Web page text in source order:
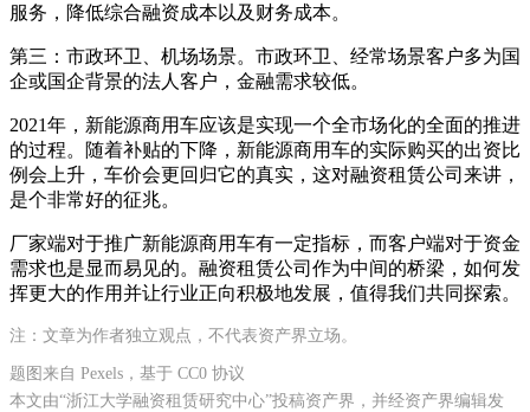
服务，降低综合融资成本以及财务成本。
第三：市政环卫、机场场景。市政环卫、经常场景客户多为国
企或国企背景的法人客户，金融需求较低。
2021年，新能源商用车应该是实现一个全市场化的全面的推进
的过程。随着补贴的下降，新能源商用车的实际购买的出资比
例会上升，车价会更回归它的真实，这对融资租赁公司来讲，
是个非常好的征兆。
厂家端对于推广新能源商用车有一定指标，而客户端对于资金
需求也是显而易见的。融资租赁公司作为中间的桥梁，如何发
挥更大的作用并让行业正向积极地发展，值得我们共同探索。
注：文章为作者独立观点，不代表资产界立场。
题图来自 Pexels，基于 CC0 协议
本文由“浙江大学融资租赁研究中心”投稿资产界，并经资产界编辑发